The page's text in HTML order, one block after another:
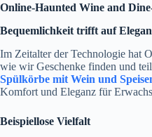
Online-Haunted Wine and
Bequemlichkeit trifft auf
Im Zeitalter der Technologie hat
wie wir Geschenke finden und
Spülkörbe mit Wein und
Komfort und Eleganz für
Beispiellose Vielfalt